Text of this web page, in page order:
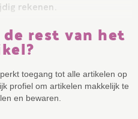
rekenen.
rest van het
toegang tot alle artikelen op
profiel om artikelen makkelijk te
en bewaren.